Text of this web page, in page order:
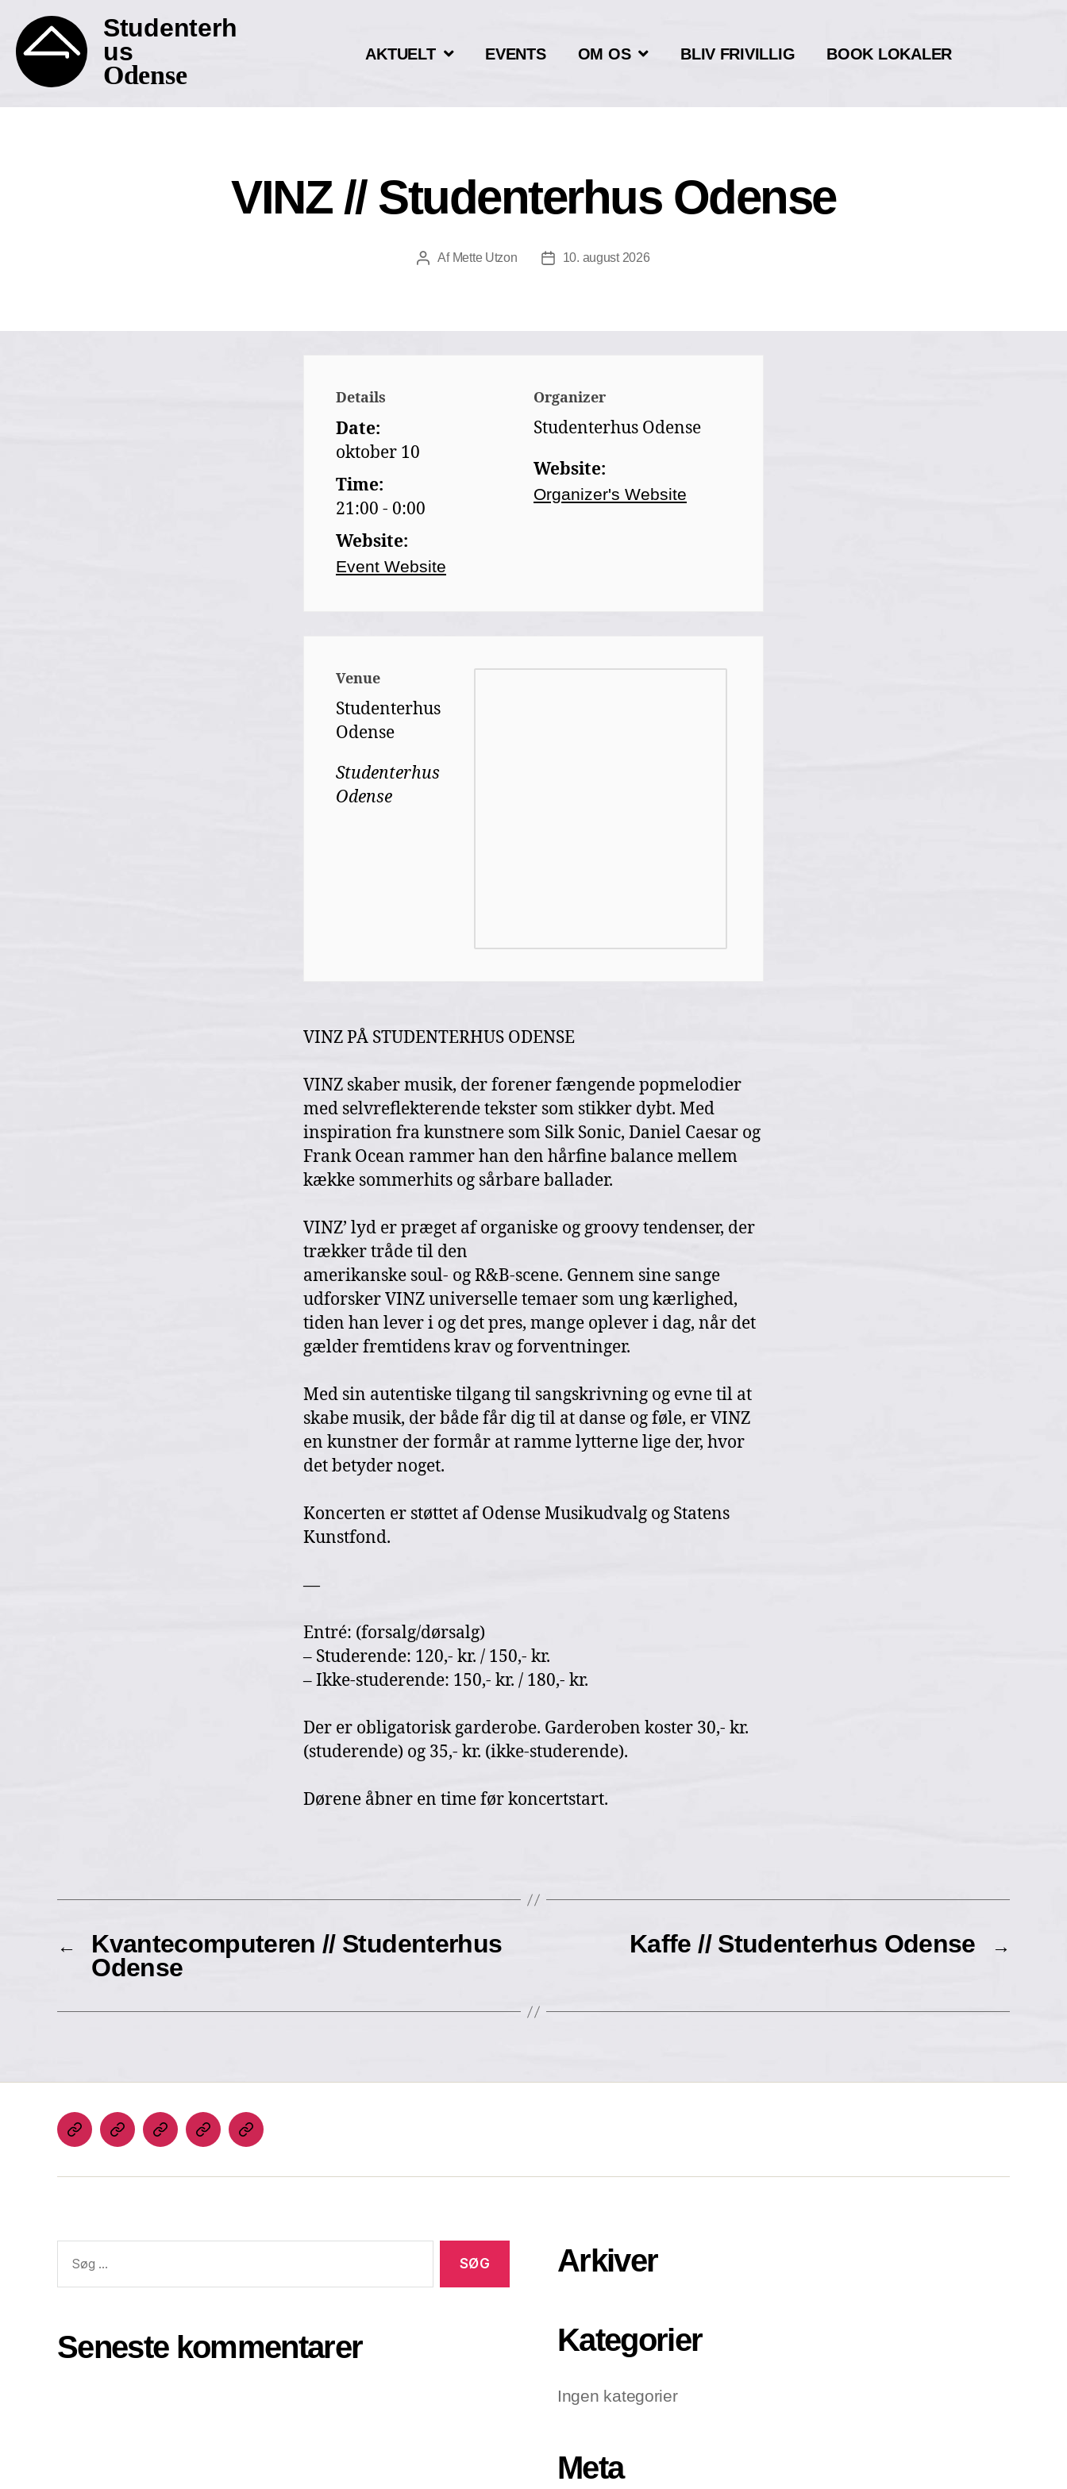
Studenterh
us
Odense
AKTUELT EVENTS OM OS BLIV FRIVILLIG BOOK LOKALER
VINZ // Studenterhus Odense
Af Mette Utzon 10. august 2026
Details
Date:
oktober 10
Time:
21:00 - 0:00
Website:
Event Website
Organizer
Studenterhus Odense
Website:
Organizer's Website
Venue
Studenterhus
Odense
Studenterhus
Odense
VINZ PÅ STUDENTERHUS ODENSE
VINZ skaber musik, der forener fængende popmelodier
med selvreflekterende tekster som stikker dybt. Med
inspiration fra kunstnere som Silk Sonic, Daniel Caesar og
Frank Ocean rammer han den hårfine balance mellem
kække sommerhits og sårbare ballader.
VINZ’ lyd er præget af organiske og groovy tendenser, der
trækker tråde til den
amerikanske soul- og R&B-scene. Gennem sine sange
udforsker VINZ universelle temaer som ung kærlighed,
tiden han lever i og det pres, mange oplever i dag, når det
gælder fremtidens krav og forventninger.
Med sin autentiske tilgang til sangskrivning og evne til at
skabe musik, der både får dig til at danse og føle, er VINZ
en kunstner der formår at ramme lytterne lige der, hvor
det betyder noget.
Koncerten er støttet af Odense Musikudvalg og Statens
Kunstfond.
—
Entré: (forsalg/dørsalg)
– Studerende: 120,- kr. / 150,- kr.
– Ikke-studerende: 150,- kr. / 180,- kr.
Der er obligatorisk garderobe. Garderoben koster 30,- kr.
(studerende) og 35,- kr. (ikke-studerende).
Dørene åbner en time før koncertstart.
←
Kvantecomputeren // Studenterhus
Odense
→
Kaffe // Studenterhus Odense
Seneste kommentarer
Arkiver
Kategorier
Ingen kategorier
Meta